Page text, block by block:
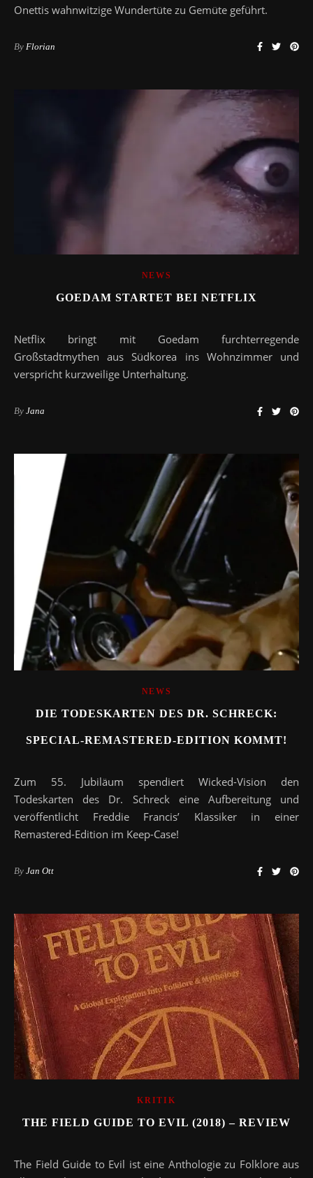
Onettis wahnwitzige Wundertüte zu Gemüte geführt.
By Florian
NEWS
GOEDAM STARTET BEI NETFLIX
Netflix bringt mit Goedam furchterregende
Großstadtmythen aus Südkorea ins Wohnzimmer und
verspricht kurzweilige Unterhaltung.
By Jana
NEWS
DIE TODESKARTEN DES DR. SCHRECK:
SPECIAL-REMASTERED-EDITION KOMMT!
Zum 55. Jubiläum spendiert Wicked-Vision den
Todeskarten des Dr. Schreck eine Aufbereitung und
veröffentlicht Freddie Francis’ Klassiker in einer
Remastered-Edition im Keep-Case!
By Jan Ott
KRITIK
THE FIELD GUIDE TO EVIL (2018) – REVIEW
The Field Guide to Evil ist eine Anthologie zu Folklore aus